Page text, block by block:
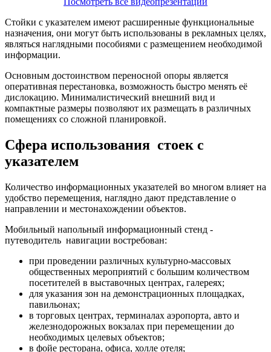
Стойки с указателем имеют расширенные функциональные
назначения, они могут быть использованы в рекламных целях,
являться наглядными пособиями с размещением необходимой
информации.
Основным достоинством переносной опоры является
оперативная перестановка, возможность быстро менять её
дислокацию. Минималистический внешний вид и
компактные размеры позволяют их размещать в различных
помещениях со сложной планировкой.
Сфера использования стоек с
указателем
Количество информационных указателей во многом влияет на
удобство перемещения, наглядно дают представление о
направлении и местонахождении объектов.
Мобильный напольный информационный стенд -
путеводитель навигации востребован:
при проведении различных культурно-массовых
общественных мероприятий с большим количеством
посетителей в выставочных центрах, галереях;
для указания зон на демонстрационных площадках,
павильонах;
в торговых центрах, терминалах аэропорта, авто и
железнодорожных вокзалах при перемещении до
необходимых целевых объектов;
в фойе ресторана, офиса, холле отеля;